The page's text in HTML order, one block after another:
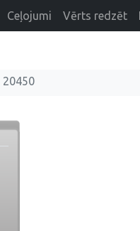
Ceļojumi Vērts redzēt
20450